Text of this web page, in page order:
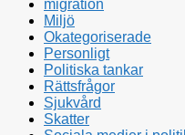
migration
Miljö
Okategoriserade
Personligt
Politiska tankar
Rättsfrågor
Sjukvård
Skatter